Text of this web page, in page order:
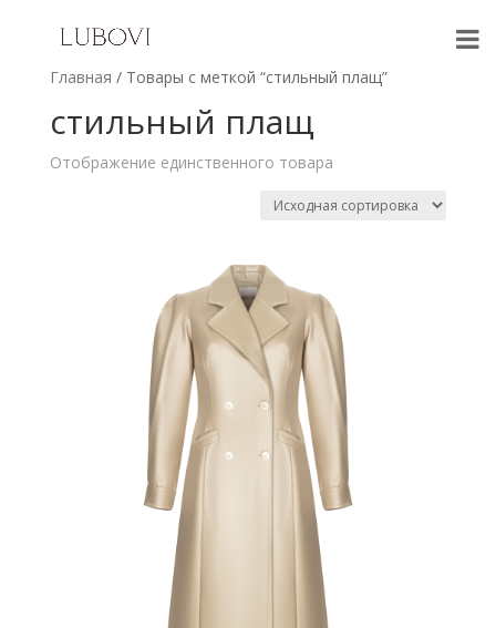
Главная / Товары с меткой “стильный плащ”
стильный плащ
Отображение единственного товара